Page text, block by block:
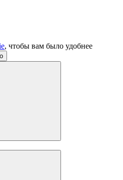
, чтобы вам было удобнее